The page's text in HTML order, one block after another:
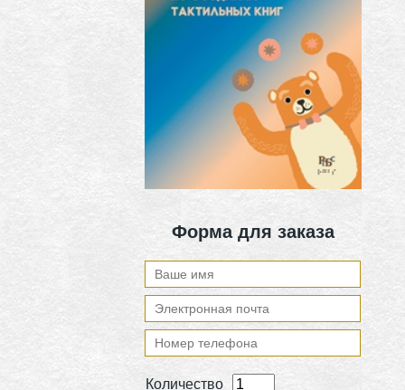
Форма для заказа
Количество